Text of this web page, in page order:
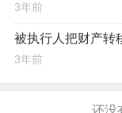
3年前
被执行人把财产转
3年前